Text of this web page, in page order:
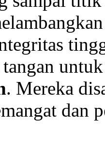
. Mereka